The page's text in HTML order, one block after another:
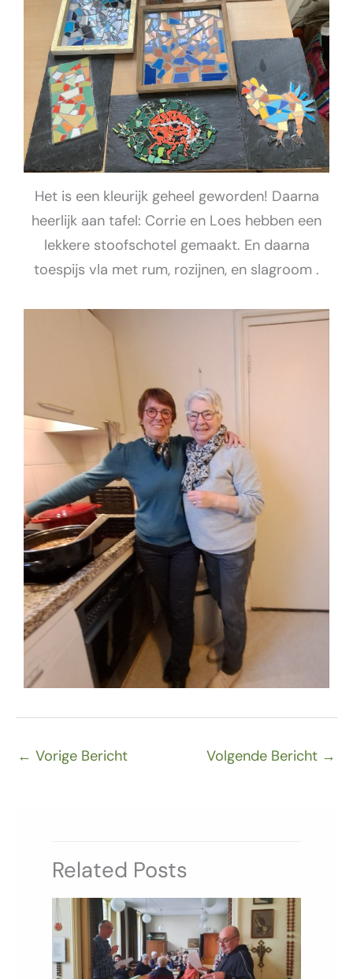
Het is een kleurijk geheel geworden! Daarna
heerlijk aan tafel: Corrie en Loes hebben een
lekkere stoofschotel gemaakt. En daarna
toespijs vla met rum, rozijnen, en slagroom .
← Vorige Bericht Volgende Bericht →
Related Posts